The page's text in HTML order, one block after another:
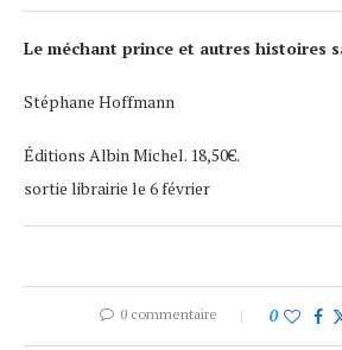
Le méchant prince et autres histoires
Stéphane Hoffmann
Éditions Albin Michel. 18,50€.
sortie librairie le 6 février
0 commentaire 0